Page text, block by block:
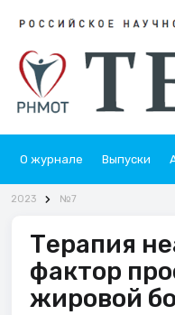
О журнале Выпуски
2023 №7
Терапия
фактор
жировой